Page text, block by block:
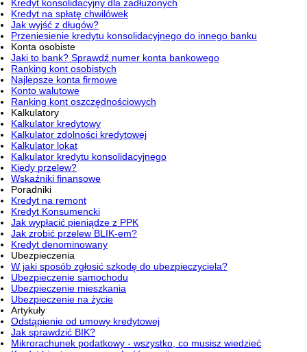
Kredyt konsolidacyjny dla zadłużonych
Kredyt na spłatę chwilówek
Jak wyjść z długów?
Przeniesienie kredytu konsolidacyjnego do innego banku
Konta osobiste
Jaki to bank? Sprawdź numer konta bankowego
Ranking kont osobistych
Najlepsze konta firmowe
Konto walutowe
Ranking kont oszczędnościowych
Kalkulatory
Kalkulator kredytowy
Kalkulator zdolności kredytowej
Kalkulator lokat
Kalkulator kredytu konsolidacyjnego
Kiedy przelew?
Wskaźniki finansowe
Poradniki
Kredyt na remont
Kredyt Konsumencki
Jak wypłacić pieniądze z PPK
Jak zrobić przelew BLIK-em?
Kredyt denominowany
Ubezpieczenia
W jaki sposób zgłosić szkodę do ubezpieczyciela?
Ubezpieczenie samochodu
Ubezpieczenie mieszkania
Ubezpieczenie na życie
Artykuły
Odstąpienie od umowy kredytowej
Jak sprawdzić BIK?
Mikrorachunek podatkowy - wszystko, co musisz wiedzieć